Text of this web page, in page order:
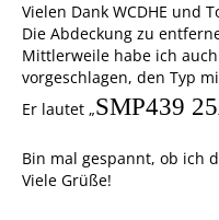
Vielen Dank WCDHE und
Die Abdeckung zu
Mittlerweile habe ich
vorgeschlagen, den Typ
Er lautet „SMP439
Bin mal gespannt, ob ich
Viele Grüße!